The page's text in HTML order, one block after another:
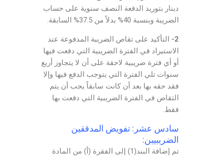
دينار بتوريد الدفعة النصف سنوية على حساب
الضريبة وبنسبة 40% بدلاً من 37.5% السابقة.
2-
التأكيد على تقاص الضريبة المدفوعة عند
الاستيراد في الفترة الضريبية التي دفعت فيها
أو أي فترة ضريبية لاحقة على أن لا يتجاوز أربع
سنوات تلي الفترة التي يتوجب الدفع فيها وإلا
فقد حقه بها بعد أن كانت سابقاً يجب أن يتم
التقاص في الفترة الضريبية التي دفعت بها
فقط.
سادس عشر: تفويض المدققين
الضريبيين:
تم إضافة البند(1) إلى الفقرة (أ) من المادة